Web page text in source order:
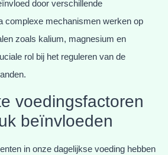
door verschillende
complexe mechanismen werken op
zoals kalium, magnesium en
rol bij het reguleren van de
voedingsfactoren
beïnvloeden
in onze dagelijkse voeding hebben